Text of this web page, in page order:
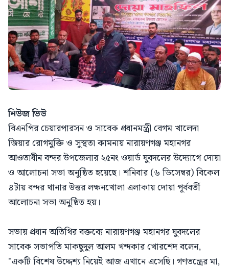
নিউজ ভিউ
বিএনপির চেয়ারপারসন ও সাবেক প্রধানমন্ত্রী বেগম খালেদা
জিয়ার রোগমুক্তি ও সুস্থতা কামনায় নারায়ণগঞ্জ মহানগর
আওতাধীন বন্দর উপজেলার ২৫নং ওয়ার্ড যুবদলের উদ্যোগে দোয়া
ও আলোচনা সভা অনুষ্ঠিত হয়েছে। শনিবার (৬ ডিসেম্বর) বিকেল
৪টায় বন্দর থানার উত্তর লক্ষনখোলা এলাকায় দোয়া পূর্ববর্তী
আলোচনা সভা অনুষ্ঠিত হয়।
সভায় প্রধান অতিথির বক্তব্যে নারায়ণগঞ্জ মহানগর যুবদলের
সাবেক সভাপতি মাকছুদুল আলম খন্দকার খোরশেদ বলেন,
"একটি বিশেষ উদ্দেশ্য নিয়েই আজ এখানে এসেছি। গণতন্ত্রের মা,